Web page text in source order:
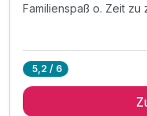
Familienspaß o. Zeit zu
5,2 / 6